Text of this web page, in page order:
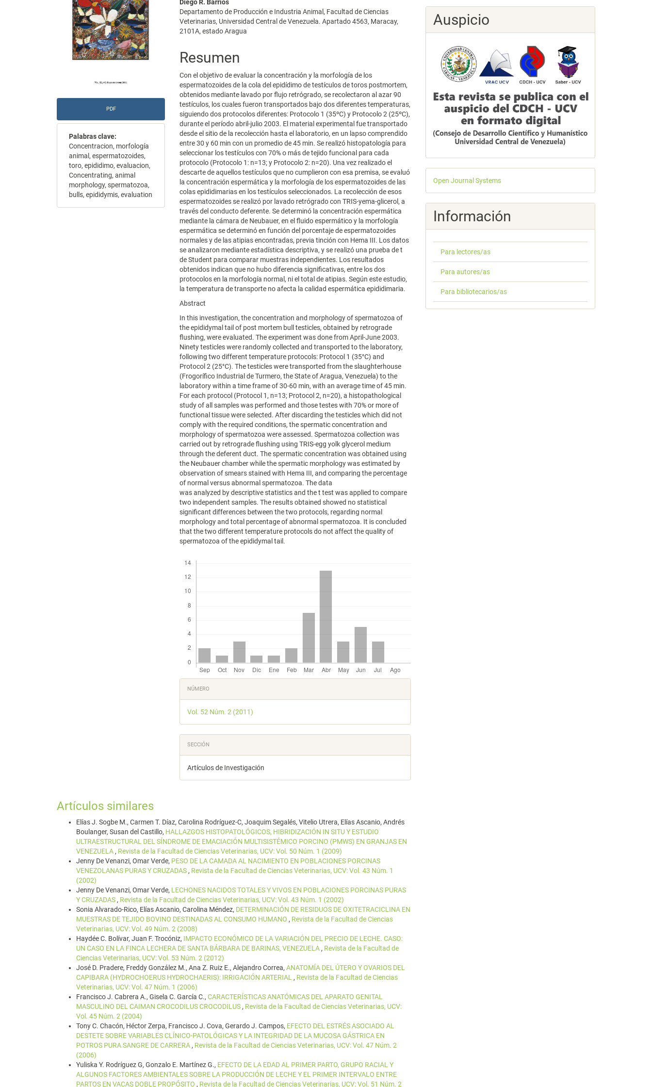
artículo
PDF
Palabras clave:
Concentracion, morfología
animal, espermatozoides,
toro, epididimo, evaluacion,
Concentrating, animal
morphology, spermatozoa,
bulls, epididymis, evaluation
artículo
Diego R. Barrios
Departamento de Producción e Industria Animal, Facultad de Ciencias
Veterinarias, Universidad Central de Venezuela. Apartado 4563, Maracay,
2101A, estado Aragua
Resumen
Con el objetivo de evaluar la concentración y la morfología de los
espermatozoides de la cola del epidídimo de testículos de toros postmortem,
obtenidos mediante lavado por flujo retrógrado, se recolectaron al azar 90
testículos, los cuales fueron transportados bajo dos diferentes temperaturas,
siguiendo dos protocolos diferentes: Protocolo 1 (35ºC) y Protocolo 2 (25ºC),
durante el período abril-julio 2003. El material experimental fue transportado
desde el sitio de la recolección hasta el laboratorio, en un lapso comprendido
entre 30 y 60 min con un promedio de 45 min. Se realizó histopatología para
seleccionar los testículos con 70% o más de tejido funcional para cada
protocolo (Protocolo 1: n=13; y Protocolo 2: n=20). Una vez realizado el
descarte de aquellos testículos que no cumplieron con esa premisa, se evaluó
la concentración espermática y la morfología de los espermatozoides de las
colas epididimarias en los testículos seleccionados. La recolección de esos
espermatozoides se realizó por lavado retrógrado con TRIS-yema-glicerol, a
través del conducto deferente. Se determinó la concentración espermática
mediante la cámara de Neubauer, en el fluido espermático y la morfología
espermática se determinó en función del porcentaje de espermatozoides
normales y de las atipias encontradas, previa tinción con Hema III. Los datos
se analizaron mediante estadística descriptiva, y se realizó una prueba de t
de Student para comparar muestras independientes. Los resultados
obtenidos indican que no hubo diferencia significativas, entre los dos
protocolos en la morfología normal, ni el total de atipias. Según este estudio,
la temperatura de transporte no afecta la calidad espermática epididimaria.
Abstract
In this investigation, the concentration and morphology of spermatozoa of
the epididymal tail of post mortem bull testicles, obtained by retrograde
flushing, were evaluated. The experiment was done from April-June 2003.
Ninety testicles were randomly collected and transported to the laboratory,
following two different temperature protocols: Protocol 1 (35°C) and
Protocol 2 (25°C). The testicles were transported from the slaughterhouse
(Frogorífico Industrial de Turmero, the State of Aragua, Venezuela) to the
laboratory within a time frame of 30-60 min, with an average time of 45 min.
For each protocol (Protocol 1, n=13; Protocol 2, n=20), a histopathological
study of all samples was performed and those testes with 70% or more of
functional tissue were selected. After discarding the testicles which did not
comply with the required conditions, the spermatic concentration and
morphology of spermatozoa were assessed. Spermatozoa collection was
carried out by retrograde flushing using TRIS-egg yolk glycerol medium
through the deferent duct. The spermatic concentration was obtained using
the Neubauer chamber while the spermatic morphology was estimated by
observation of smears stained with Hema III, and comparing the percentage
of normal versus abnormal spermatozoa. The data
was analyzed by descriptive statistics and the t test was applied to compare
two independent samples. The results obtained showed no statistical
significant differences between the two protocols, regarding normal
morphology and total percentage of abnormal spermatozoa. It is concluded
that the two different temperature protocols do not affect the quality of
spermatozoa of the epididymal tail.
Detalles
del
artículo
NÚMERO
Vol. 52 Núm. 2 (2011)
SECCIÓN
Artículos de Investigación
Artículos similares
Elías J. Sogbe M., Carmen T. Díaz, Carolina Rodríguez-C, Joaquim Segalés, Vitelio Utrera, Elías Ascanio, Andrés
Boulanger, Susan del Castillo, HALLAZGOS HISTOPATOLÓGICOS, HIBRIDIZACIÓN IN SITU Y ESTUDIO
ULTRAESTRUCTURAL DEL SÍNDROME DE EMACIACIÓN MULTISISTÉMICO PORCINO (PMWS) EN GRANJAS EN
VENEZUELA , Revista de la Facultad de Ciencias Veterinarias, UCV: Vol. 50 Núm. 1 (2009)
Jenny De Venanzi, Omar Verde, PESO DE LA CAMADA AL NACIMIENTO EN POBLACIONES PORCINAS
VENEZOLANAS PURAS Y CRUZADAS , Revista de la Facultad de Ciencias Veterinarias, UCV: Vol. 43 Núm. 1
(2002)
Jenny De Venanzi, Omar Verde, LECHONES NACIDOS TOTALES Y VIVOS EN POBLACIONES PORCINAS PURAS
Y CRUZADAS , Revista de la Facultad de Ciencias Veterinarias, UCV: Vol. 43 Núm. 1 (2002)
Sonia Alvarado-Rico, Elías Ascanio, Carolina Méndez, DETERMINACIÓN DE RESIDUOS DE OXITETRACICLINA EN
MUESTRAS DE TEJIDO BOVINO DESTINADAS AL CONSUMO HUMANO , Revista de la Facultad de Ciencias
Veterinarias, UCV: Vol. 49 Núm. 2 (2008)
Haydée C. Bolívar, Juan F. Trocóniz, IMPACTO ECONÓMICO DE LA VARIACIÓN DEL PRECIO DE LECHE. CASO:
UN CASO EN LA FINCA LECHERA DE SANTA BÁRBARA DE BARINAS, VENEZUELA , Revista de la Facultad de
Ciencias Veterinarias, UCV: Vol. 53 Núm. 2 (2012)
José D. Pradere, Freddy González M., Ana Z. Ruiz E., Alejandro Correa, ANATOMÍA DEL ÚTERO Y OVARIOS DEL
CAPIBARA (HYDROCHOERUS HYDROCHAERIS): IRRIGACIÓN ARTERIAL , Revista de la Facultad de Ciencias
Veterinarias, UCV: Vol. 47 Núm. 1 (2006)
Francisco J. Cabrera A., Gisela C. García C., CARACTERÍSTICAS ANATÓMICAS DEL APARATO GENITAL
MASCULINO DEL CAIMAN CROCODILUS CROCODILUS , Revista de la Facultad de Ciencias Veterinarias, UCV:
Vol. 45 Núm. 2 (2004)
Tony C. Chacón, Héctor Zerpa, Francisco J. Cova, Gerardo J. Campos, EFECTO DEL ESTRÉS ASOCIADO AL
DESTETE SOBRE VARIABLES CLÍNICO-PATOLÓGICAS Y LA INTEGRIDAD DE LA MUCOSA GÁSTRICA EN
POTROS PURA SANGRE DE CARRERA , Revista de la Facultad de Ciencias Veterinarias, UCV: Vol. 47 Núm. 2
(2006)
Yuliska Y. Rodríguez G, Gonzalo E. Martínez G., EFECTO DE LA EDAD AL PRIMER PARTO, GRUPO RACIAL Y
ALGUNOS FACTORES AMBIENTALES SOBRE LA PRODUCCIÓN DE LECHE Y EL PRIMER INTERVALO ENTRE
PARTOS EN VACAS DOBLE PROPÓSITO , Revista de la Facultad de Ciencias Veterinarias, UCV: Vol. 51 Núm. 2
Auspicio
Desarrollado
por
Open Journal Systems
Información
Para lectores/as
Para autores/as
Para bibliotecarios/as